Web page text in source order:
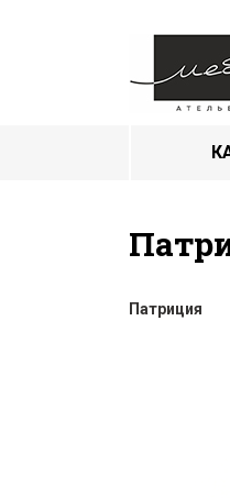
Патриция